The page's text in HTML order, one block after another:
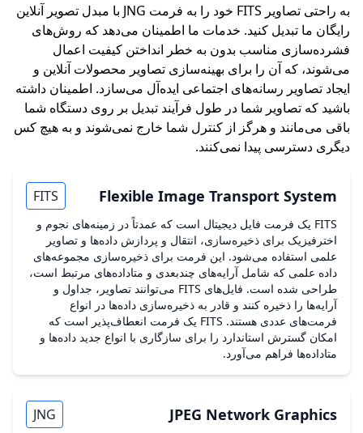
به راحتی تصاویر FITS خود را به فرمت JNG با مبدل تصویر آنلاین
رایگان ما تبدیل کنید. خدمات ما اطمینان می‌دهد که روش‌های
فشرده‌سازی مناسب بدون به خطر انداختن کیفیت اعمال
می‌شوند، که آن را برای بهینه‌سازی تصاویر محصولات آنلاین و
ایجاد تصاویر رسانه‌های اجتماعی ایده‌آل می‌سازد. اطمینان داشته
باشید که تصاویر شما در طول فرآیند تبدیل بر روی دستگاه شما
باقی می‌مانند و هرگز از کنترل شما خارج نمی‌شوند و به هیچ کس
دیگری دسترسی پیدا نمی‌کنند.
Flexible Image Transport System
FITS
FITS یک فرمت فایل دیجیتال است که عمدتاً در زمینه‌های نجوم و
اخترفیزیک برای ذخیره‌سازی، انتقال و پردازش داده‌ها و تصاویر
علمی استفاده می‌شود. این فرمت برای ذخیره‌سازی مجموعه‌های
داده علمی که شامل آرایه‌های چندبعدی و متاداده‌های مرتبط است،
طراحی شده است. فایل‌های FITS می‌توانند تصاویر، جداول و
آرایه‌ها را ذخیره کنند و قادر به ذخیره‌سازی داده‌ها در انواع
فرمت‌های عددی هستند. FITS یک فرمت انعطاف‌پذیر است که
امکان گسترش استاندارد را برای سازگاری با انواع جدید داده‌ها و
متاداده‌ها فراهم می‌آورد.
JPEG Network Graphics
JNG